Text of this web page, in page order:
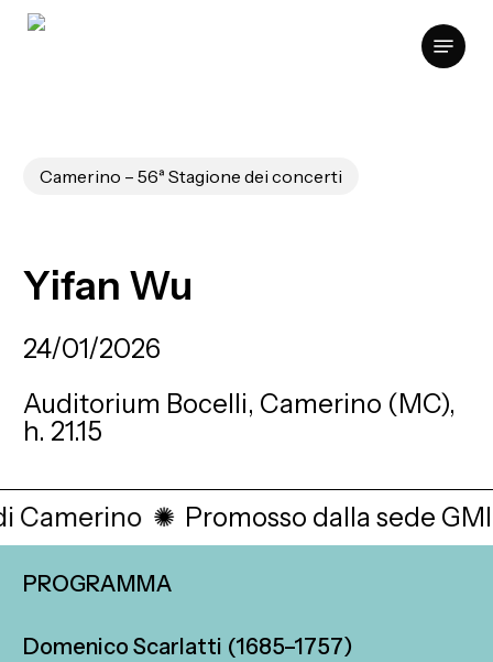
Skip
Menu
Camerino – 56ª Stagione dei concerti
Yifan Wu
24/01/2026
Auditorium Bocelli, Camerino (MC),
h. 21.15
Camerino ✺ Promosso dalla sede GMI
PROGRAMMA
Domenico Scarlatti (1685–1757)
Close